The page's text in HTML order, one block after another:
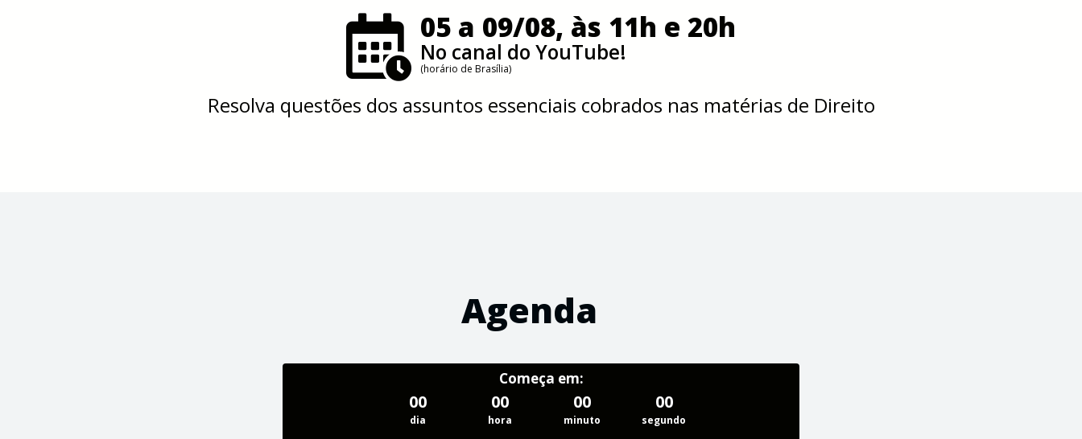
05 a 09/08, às 11h e 20h
No canal do YouTube!
(horário de Brasília)
Resolva questões dos assuntos essenciais cobrados nas matérias de Direito
Agenda
Começa em:
00
dia
00
hora
00
minuto
00
segundo